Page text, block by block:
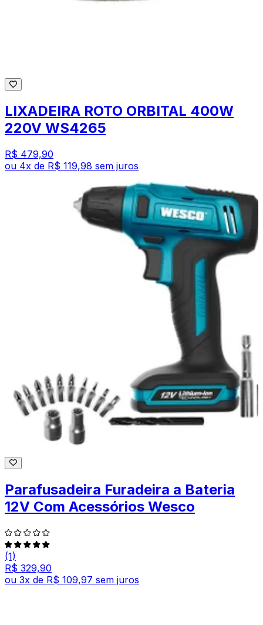
LIXADEIRA ROTO ORBITAL 400W
220V WS4265
R$ 479,90
ou 4x de R$ 119,98 sem juros
Parafusadeira Furadeira a Bateria
12V Com Acessórios Wesco
(1)
R$ 329,90
ou 3x de R$ 109,97 sem juros